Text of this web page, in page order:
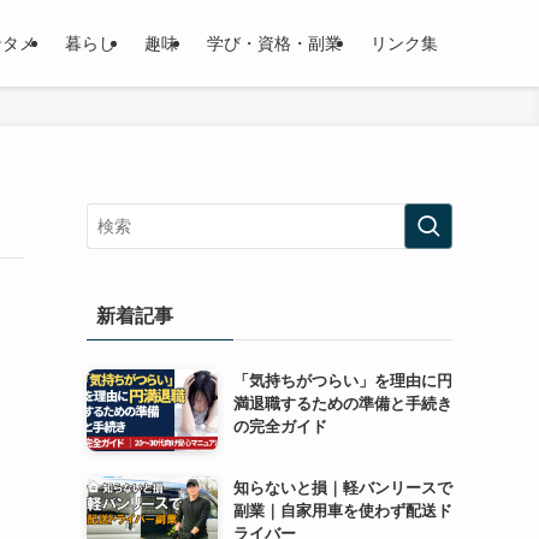
メ 暮らし 趣味 学び・資格・副業 リンク集
新着記事
「気持ちがつらい」を理由に円
満退職するための準備と手続き
の完全ガイド
知らないと損｜軽バンリースで
副業｜自家用車を使わず配送ド
ライバー